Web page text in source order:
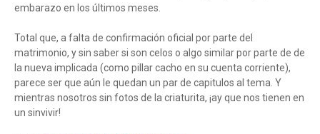
embarazo en los últimos meses.
Total que, a falta de confirmación oficial por parte del
matrimonio, y sin saber si son celos o algo similar por parte de de
la nueva implicada (como pillar cacho en su cuenta corriente),
parece ser que aún le quedan un par de capitulos al tema. Y
mientras nosotros sin fotos de la criaturita, ¡ay que nos tienen en
un sinvivir!